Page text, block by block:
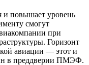
и повышает уровень
смогут
при
Горизонт
авиации — этот и
в преддверии ПМЭФ.